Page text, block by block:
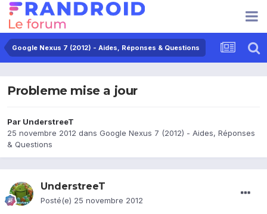
Google Nexus 7 (2012) - Aides, Réponses & Questions
Probleme mise a jour
Par UnderstreeT
25 novembre 2012 dans Google Nexus 7 (2012) - Aides, Réponses
& Questions
UnderstreeT
Posté(e) 25 novembre 2012